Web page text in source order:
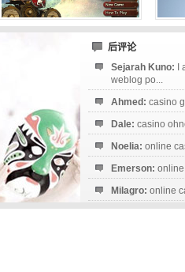
后评论
Sejarah Kuno:
weblog po...
Ahmed: casino
Dale: casino
Noelia: online
Emerson:
Milagro: online